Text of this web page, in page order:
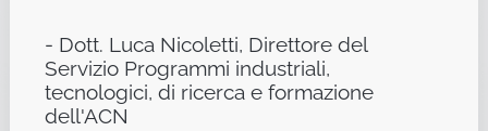
- Dott. Luca Nicoletti, Direttore del
Servizio Programmi industriali,
tecnologici, di ricerca e formazione
dell'ACN